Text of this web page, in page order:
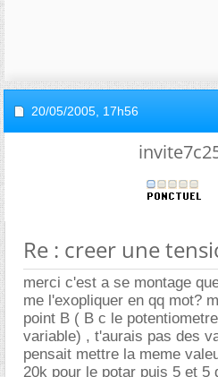
20/05/2005, 17h56
Re : creer une
merci c'est a se montage
me l'exopliquer en qq mot?
point B ( B c le
variable) , t'aurais pas des
pensait mettre la meme
20k pour le potar puis 5 et 5